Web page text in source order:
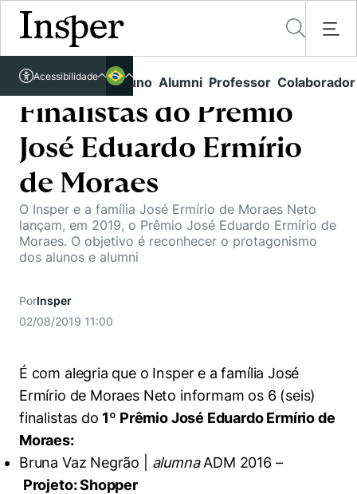
Links rápidos Aluno Alumni Professor Colaborador
Acessibilidade
Acessível em libras
Graduação
Todas as Engenharias
Engenharia de Computação
Pós-Graduação
Educação Executiva
Busca por Áreas de Conhecimento
O Insper
Campus
Internacional
Núcleo de Carreiras
Prêmio Duda Ermírio de Moraes
Como funciona
Resolução Eficaz de Problemas
Oportunidade de Negócios
Women in Action
Trabalhe conosco
Sala de Imprensa
Comunidade Transforme
Missão
Projetos Sociais
Pesquisa
Pesquisa no Insper
Cátedras
Biblioteca Telles
Repositório Institucional
Pesquisa na Graduação
Seminários Acadêmicos
Conteúdos
Eventos
Notícias
Youtube
Linkedin
Engenharia e Ciência da Computação
Direito
Corpo Docente
Busca por docentes
Áreas de Conhecimento
Prêmios de Excelência
Ensino e aprendizagem
Fale Conosco
Atendimento
Visite o Insper
Canal de Ética
Finalistas do Prêmio
José Eduardo Ermírio
de Moraes
O Insper e a família José Ermírio de Moraes Neto
lançam, em 2019, o Prêmio José Eduardo Ermírio de
Moraes. O objetivo é reconhecer o protagonismo
dos alunos e alumni
PorInsper
02/08/2019 11:00
É com alegria que o Insper e a família José
Ermírio de Moraes Neto informam os 6 (seis)
finalistas do1º Prêmio José Eduardo Ermírio de
Moraes:
Bruna Vaz Negrão | alumnaADM 2016 –
Projeto: Shopper